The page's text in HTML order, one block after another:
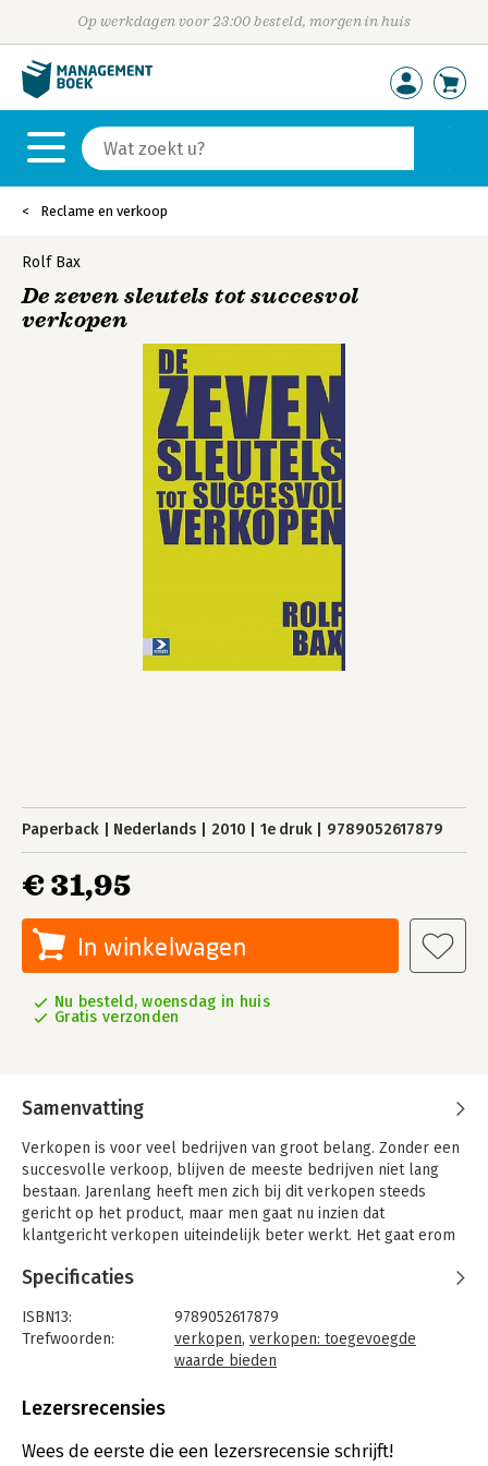
Op werkdagen voor 23:00 besteld, morgen in huis
Reclame en verkoop
Rolf Bax
De zeven sleutels tot succesvol
verkopen
Paperback Nederlands 2010 1e druk 9789052617879
€ 31,95
In winkelwagen
Nu besteld, woensdag in huis
Gratis verzonden
Samenvatting
Verkopen is voor veel bedrijven van groot belang. Zonder een
succesvolle verkoop, blijven de meeste bedrijven niet lang
bestaan. Jarenlang heeft men zich bij dit verkopen steeds
gericht op het product, maar men gaat nu inzien dat
klantgericht verkopen uiteindelijk beter werkt. Het gaat erom
bedrijf te binden. Dit is ook wat het concept van de zeven
Misschien denkt u nu 'alweer een theorie over verkopen', maar
De zeven sleutels tot succesvol verkopen onderscheidt zich
of life'. Er is namelijk geen eenduidige manier van verkopen,
klant. Dit boek is bedoeld om aan te geven hoe u uw stijl kunt
Specificaties
ISBN13:
9789052617879
Trefwoorden:
verkopen, verkopen: toegevoegde
waarde bieden
Bindwijze:
Uitgever:
Boom
Lezersrecensies
Wees de eerste die een lezersrecensie schrijft!